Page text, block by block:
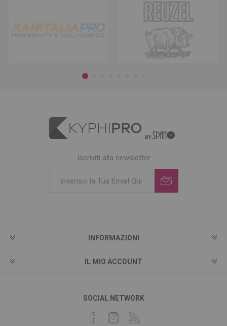
Iscriviti alla newsletter
INFORMAZIONI
IL MIO ACCOUNT
SOCIAL NETWORK